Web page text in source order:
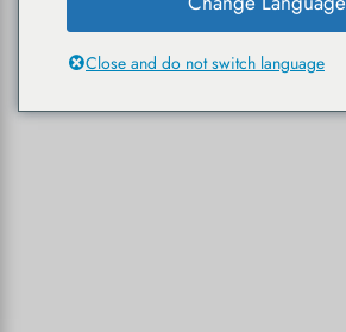
Close and do not switch language